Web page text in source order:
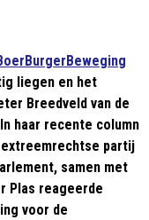
liegen en het
Breedveld van de
haar recente column
partij
samen met
Plas reageerde
voor de